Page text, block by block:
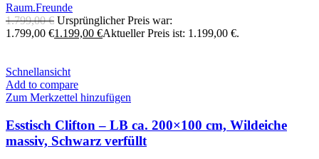
Raum.Freunde
1.799,00€ Ursprünglicher Preis war:
1.799,00 €1.199,00 €Aktueller Preis ist: 1.199,00 €.
Schnellansicht
Add to compare
Zum Merkzettel hinzufügen
Esstisch Clifton – LB ca. 200×100 cm, Wildeiche
massiv, Schwarz verfüllt